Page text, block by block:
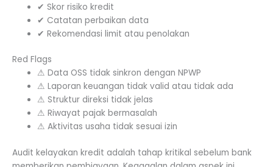
✔ Skor risiko kredit
✔ Catatan perbaikan data
✔ Rekomendasi limit atau penolakan
Red Flags
⚠ Data OSS tidak sinkron dengan NPWP
⚠ Laporan keuangan tidak valid atau tidak ada
⚠ Struktur direksi tidak jelas
⚠ Riwayat pajak bermasalah
⚠ Aktivitas usaha tidak sesuai izin
Audit kelayakan kredit adalah tahap kritikal sebelum bank